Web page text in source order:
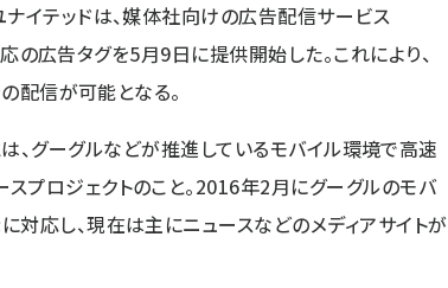
ナイテッドは、媒体社向けの広告配信サービス
の広告タグを5月9日に提供開始した。これにより、
配信が可能となる。
グーグルなどが推進しているモバイル環境で高速
プロジェクトのこと。2016年2月にグーグルのモバ
応し、現在は主にニュースなどのメディアサイトが